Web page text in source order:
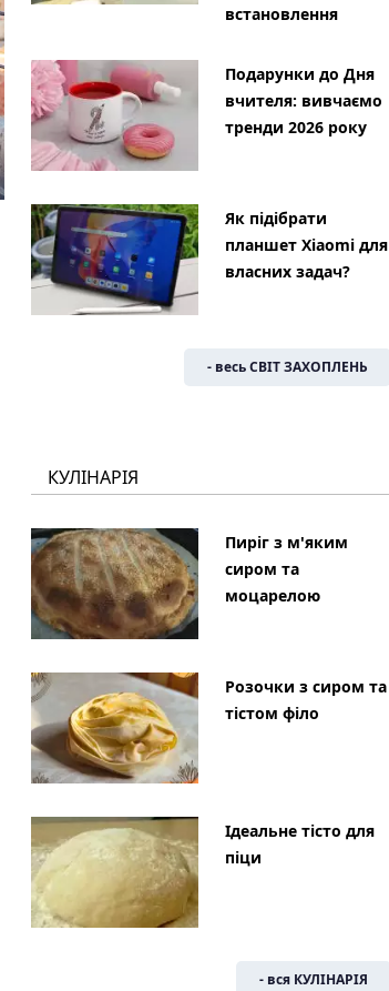
встановлення
Подарунки до Дня
вчителя: вивчаємо
тренди 2026 року
Як підібрати
планшет Xiaomi для
власних задач?
- весь СВІТ ЗАХОПЛЕНЬ
КУЛІНАРІЯ
Пиріг з м'яким
сиром та
моцарелою
Розочки з сиром та
тістом філо
Ідеальне тісто для
піци
- вся КУЛІНАРІЯ